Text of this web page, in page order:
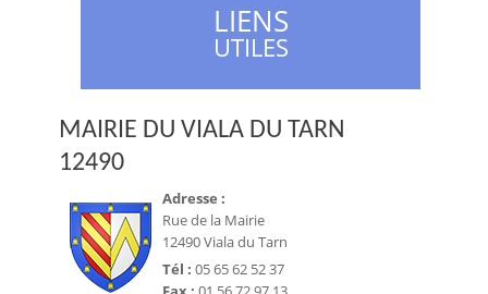
LIENS
UTILES
MAIRIE DU VIALA DU TARN
12490
Adresse :
Rue de la Mairie
12490 Viala du Tarn
Tél : 05 65 62 52 37